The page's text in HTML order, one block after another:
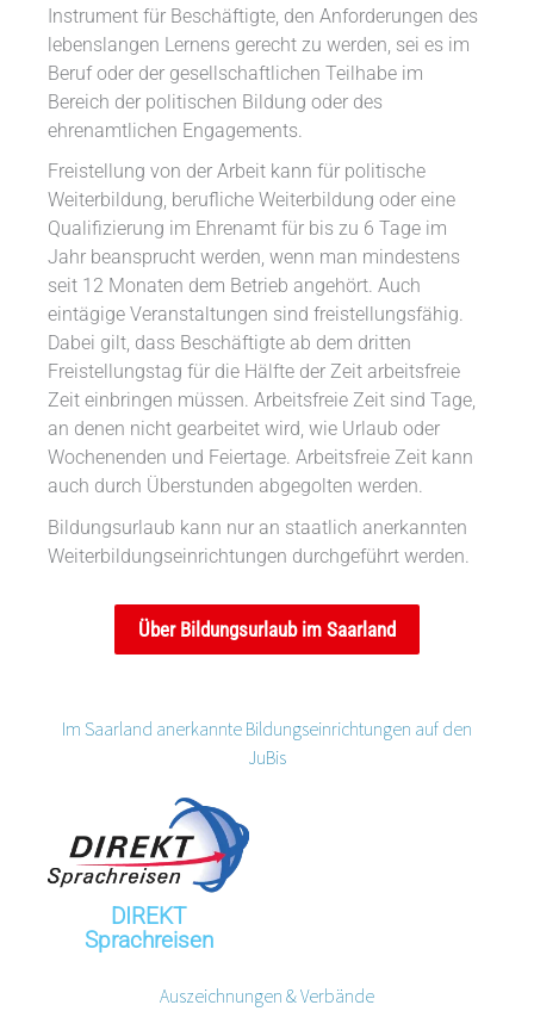
Instrument für Beschäftigte, den Anforderungen des
lebenslangen Lernens gerecht zu werden, sei es im
Beruf oder der gesellschaftlichen Teilhabe im
Bereich der politischen Bildung oder des
ehrenamtlichen Engagements.
Freistellung von der Arbeit kann für politische
Weiterbildung, berufliche Weiterbildung oder eine
Qualifizierung im Ehrenamt für bis zu 6 Tage im
Jahr beansprucht werden, wenn man mindestens
seit 12 Monaten dem Betrieb angehört. Auch
eintägige Veranstaltungen sind freistellungsfähig.
Dabei gilt, dass Beschäftigte ab dem dritten
Freistellungstag für die Hälfte der Zeit arbeitsfreie
Zeit einbringen müssen. Arbeitsfreie Zeit sind Tage,
an denen nicht gearbeitet wird, wie Urlaub oder
Wochenenden und Feiertage. Arbeitsfreie Zeit kann
auch durch Überstunden abgegolten werden.
Bildungsurlaub kann nur an staatlich anerkannten
Weiterbildungseinrichtungen durchgeführt werden.
Über Bildungsurlaub im Saarland
Im Saarland anerkannte Bildungseinrichtungen auf den
JuBis
DIREKT
Sprachreisen
Auszeichnungen & Verbände